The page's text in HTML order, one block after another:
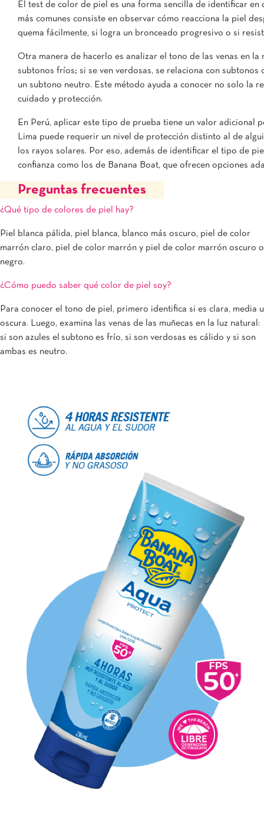
El test de color de piel es una forma sencilla de identificar
más comunes consiste en observar cómo reacciona la piel
quema fácilmente, si logra un bronceado progresivo o si
Otra manera de hacerlo es analizar el tono de las venas en la
subtonos fríos; si se ven verdosas, se relaciona con
un subtono neutro. Este método ayuda a conocer no solo la
cuidado y protección.
En Perú, aplicar este tipo de prueba tiene un valor adicional
Lima puede requerir un nivel de protección distinto al de
los rayos solares. Por eso, además de identificar el tipo de
confianza como los de Banana Boat, que ofrecen opciones
Preguntas frecuentes
¿Qué tipo de colores de piel hay?
Piel blanca pálida, piel blanca, blanco más oscuro, piel de color
marrón claro, piel de color marrón y piel de color marrón oscuro o
negro.
¿Cómo puedo saber qué color de piel soy?
Para conocer el tono de piel, primero identifica si es clara, media u
oscura. Luego, examina las venas de las muñecas en la luz natural:
si son azules el subtono es frío, si son verdosas es cálido y si son
ambas es neutro.